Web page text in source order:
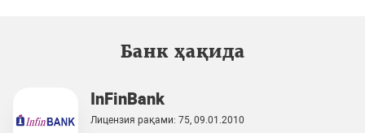
Банк ҳақида
InFinBank
Лицензия рақами: 75, 09.01.2010